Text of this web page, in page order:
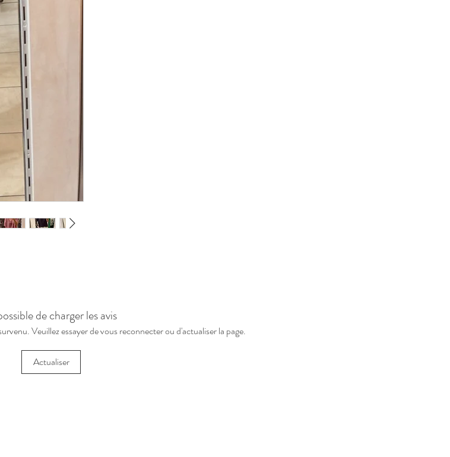
de charger les avis
Veuillez essayer de vous reconnecter ou d'actualiser la page.
Actualiser